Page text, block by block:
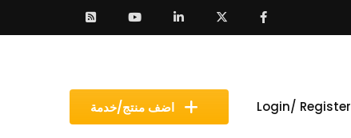
اضف منتج/خدمة Login/ Register